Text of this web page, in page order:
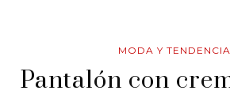
MODA Y
Pantalón con